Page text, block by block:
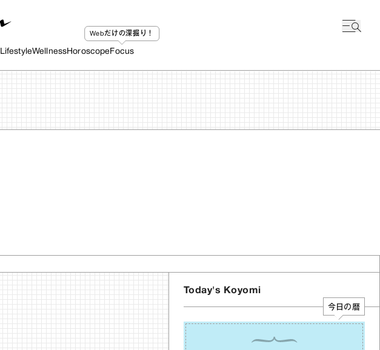
LifestyleWellnessHoroscope
Webだけの深掘り！
Focus
Today's Koyomi
今日の暦